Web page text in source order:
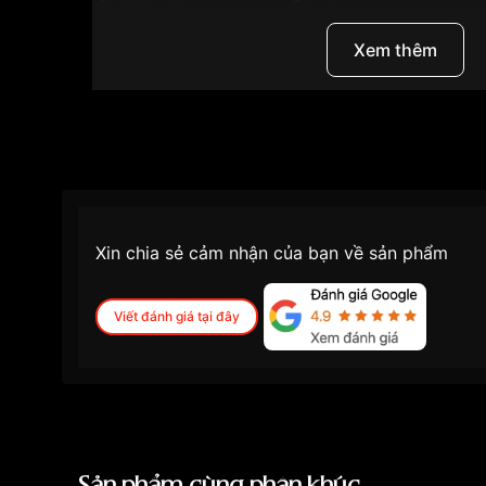
"Tissot 32mm Nữ
Xem thêm
Xin chia sẻ cảm nhận của bạn về sản phẩm
Viết đánh giá tại đây